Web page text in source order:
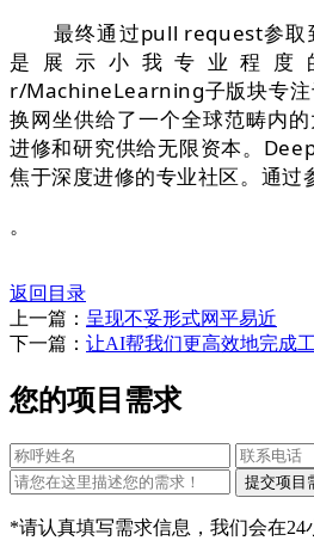
最终通过pull request参取
是展示小我专业程度
r/MachineLearning子版块专注
换网坐供给了一个全球范畴内
进修和研究供给无限资本。
焦于深度进修的专业社区。通过
。
返回目录
上一篇： 呈现不妥形式网平易近
下一篇： 让AI帮我们更高效地完成
您的项目需求
*请认真填写需求信息，我们会在24